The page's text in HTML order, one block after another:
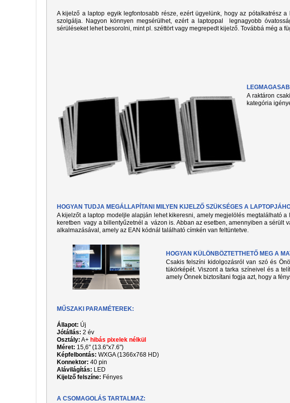
A kijelző a laptop egyik legfontosabb része, ezért ügyelünk, hogy az pótalkatrész
szolgálja. Nagyon könnyen megsérülhet, ezért a laptoppal legnagyobb
sérüléseket lehet besorolni, mint pl. széttört vagy megrepedt kijelző. Továbbá még a
A raktáron
kategória
HOGYAN TUDJA MEGÁLLAPÍTANI MILYEN KIJELZŐ SZÜKSÉGES A
A kijelzőt a laptop modeljle alapján lehet kikeresni, amely megjelölés megtalálható
keretben vagy a billentyűzetnél a vázon is. Abban az esetben, amennyiben a
alkalmazásával, amely az EAN kódnál található címkén van feltüntetve.
HOGYAN KÜLÖNBÖZTETTHETŐ MEG A
Csakis felszíni kidolgozásról van szó és
tükörképét. Viszont a tarka színeivel és a
amely Önnek biztosítani fogja azt, hogy a
MŰSZAKI PARAMÉTEREK:
Állapot: Új
Jótállás: 2 év
Osztály: A+ hibás pixelek nélkül
Méret: 15,6" (13.6"x7.6")
Képfelbontás: WXGA (1366x768 HD)
Konnektor: 40 pin
Alávilágítás: LED
Kijelző felszíne: Fényes
A CSOMAGOLÁS TARTALMAZ: